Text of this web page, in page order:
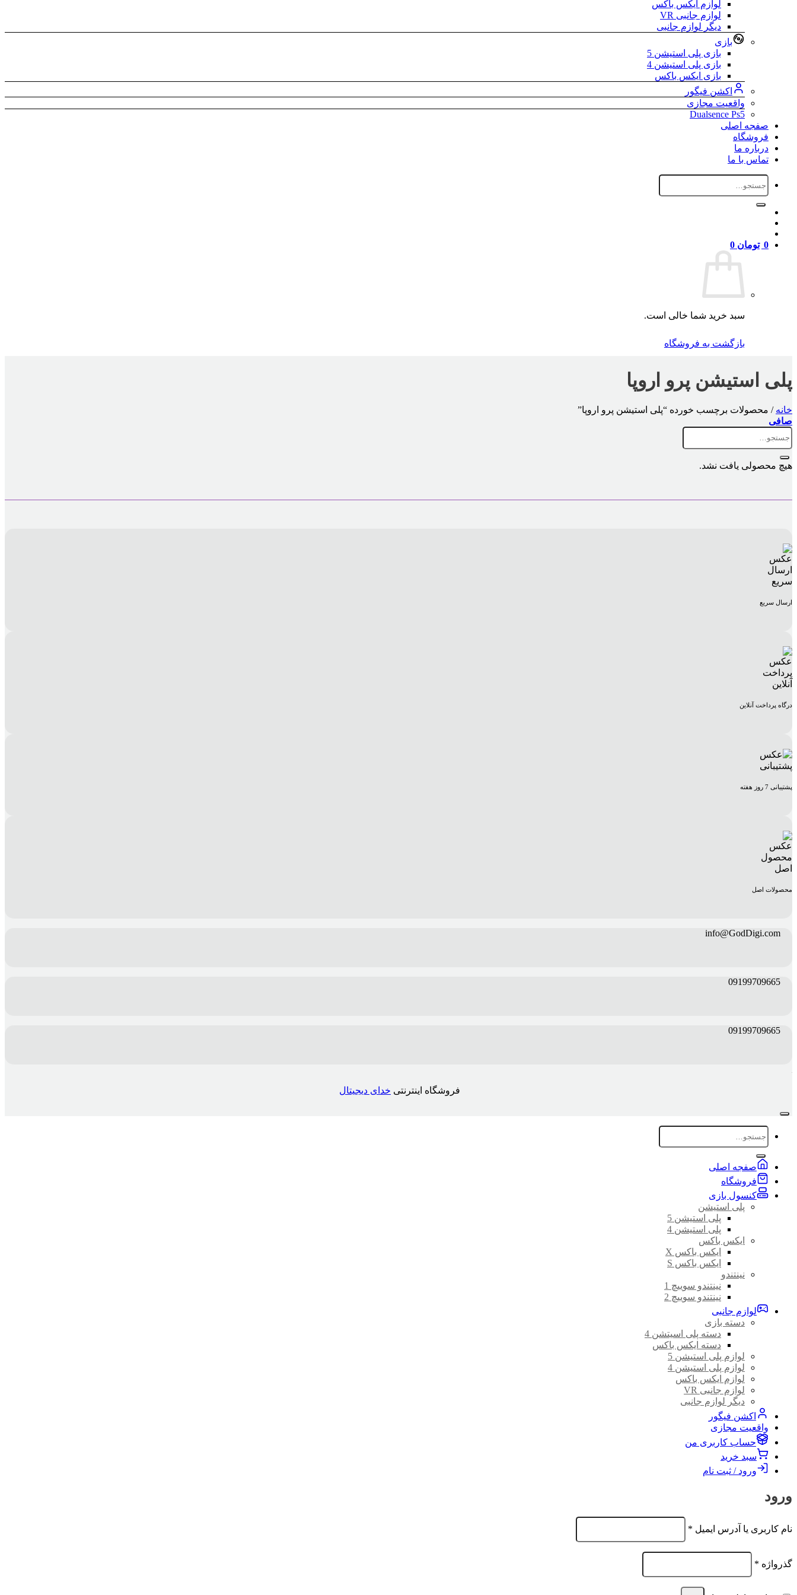
لوازم ایکس باکس
لوازم جانبی VR
دیگر لوازم جانبی
بازی
بازی پلی استیشن 5
بازی پلی استیشن 4
بازی ایکس باکس
اکشن فیگور
واقعیت مجازی
Dualsence Ps5
صفجه اصلی
فروشگاه
درباره ما
تماس با ما
جستجو
برای:
0 تومان 0
سبد خرید شما خالی است.
بازگشت به فروشگاه
پلی استیشن پرو اروپا
خانه / محصولات برچسب خورده “پلی استیشن پرو اروپا”
صافی
جستجو
برای:
هیچ محصولی یافت نشد.
ارسال سریع
درگاه پرداخت آنلاین
پشتیبانی 7 روز هفته
محصولات اصل
info@GodDigi.com
09199709665
09199709665
فروشگاه اینترنتی خدای دیجیتال
جستجو
برای:
صفجه اصلی
فروشگاه
کنسول بازی
پلی استیشن
پلی استیشن 5
پلی استیشن 4
ایکس باکس
ایکس باکس X
ایکس باکس S
نینتندو
نینتندو سوییچ 1
نینتندو سوییچ 2
لوازم جانبی
دسته بازی
دسته پلی اسیتشن 4
دسته ایکس باکس
لوازم پلی استیشن 5
لوازم پلی استیشن 4
لوازم ایکس باکس
لوازم جانبی VR
دیگر لوازم جانبی
اکشن فیگور
واقعیت مجازی
حساب کاربری من
سبد خرید
ورود / ثبت نام
ورود
نام کاربری یا آدرس ایمیل *
الزامی
گذرواژه *
الزامی